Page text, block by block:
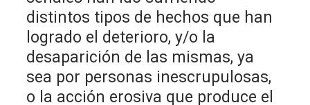
distintos tipos de hechos que han
logrado el deterioro, y/o la
desaparición de las mismas, ya
sea por personas inescrupulosas,
o la acción erosiva que produce el